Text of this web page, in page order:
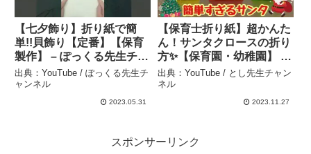
【七夕飾り】折り紙で簡
単!!貝飾り【定番】【保育
製作】 – ぽっくる先生チャ
ンネル
出典：YouTube / ぽっくる先生チ
ャンネル
2023.05.31
【保育士折り紙】超かんた
ん！サンタクロースの折り
方✨【保育園・幼稚園】 –
とし先生チャンネル
出典：YouTube / とし先生チャン
ネル
2023.11.27
スポンサーリンク